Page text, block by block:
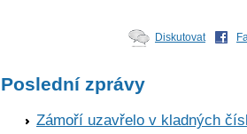
Diskutovat
Poslední zprávy
Zámoří uzavřelo v kladných